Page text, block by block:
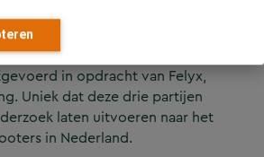
in opdracht van Felyx,
Uniek dat deze drie partijen
laten uitvoeren naar het
in Nederland.